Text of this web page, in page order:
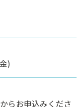
)
らお申込みくださ